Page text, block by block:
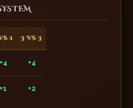
1 3 vs 3
+4 +4
+1 +2